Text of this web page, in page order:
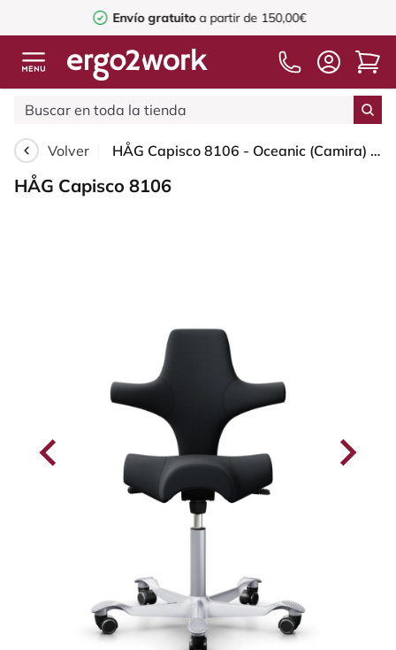
Envío gratuitoa partir de 150,00€
Volver HÅG Capisco 8106 - Oceanic (Camira) - Poliéster reciclado - OCI001 - Black - Silver - 200 mm (seat height 46-64cm) - Soft castors for hard floors
HÅG Capisco 8106